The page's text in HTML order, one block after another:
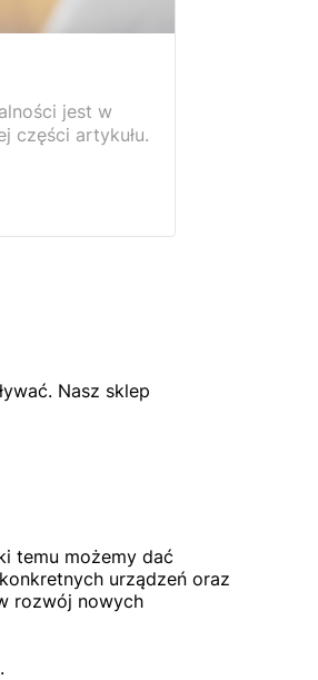
jest w
części artykułu.
Nasz sklep
temu możemy dać
urządzeń oraz
rozwój nowych